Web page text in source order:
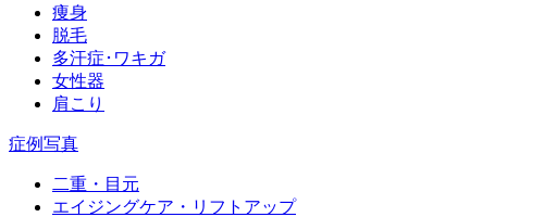
痩身
脱毛
多汗症･ワキガ
女性器
肩こり
症例写真
二重・目元
エイジングケア・リフトアップ